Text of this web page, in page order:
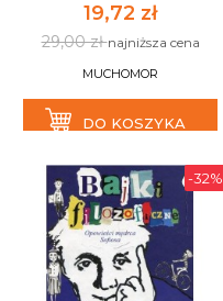
19,72 zł
29,00 złnajniższa cena
MUCHOMOR
DO KOSZYKA
-32%